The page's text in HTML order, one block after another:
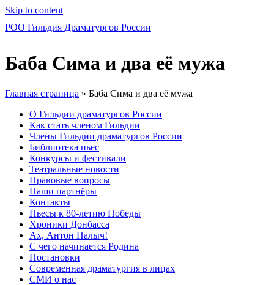
Skip to content
РОО Гильдия Драматургов России
Баба Сима и два её мужа
Главная страница » Баба Сима и два её мужа
О Гильдии драматургов России
Как стать членом Гильдии
Члены Гильдии драматургов России
Библиотека пьес
Конкурсы и фестивали
Театральные новости
Правовые вопросы
Наши партнёры
Контакты
Пьесы к 80-летию Победы
Хроники Донбасса
Ах, Антон Палыч!
С чего начинается Родина
Постановки
Современная драматургия в лицах
СМИ о нас